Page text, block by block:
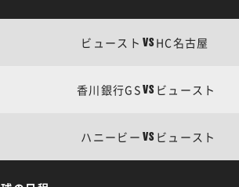
ビュースト VS HC名古屋
香川銀行GSVS ビュースト
ハニービー VS ビュースト